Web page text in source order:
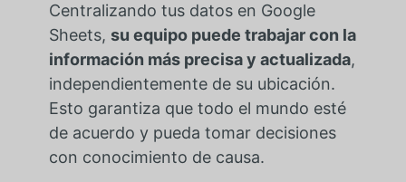
Centralizando tus datos en Google
Sheets, su equipo puede trabajar con la
información más precisa y actualizada,
independientemente de su ubicación.
Esto garantiza que todo el mundo esté
de acuerdo y pueda tomar decisiones
con conocimiento de causa.